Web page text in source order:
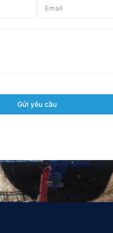
Gửi yêu cầu